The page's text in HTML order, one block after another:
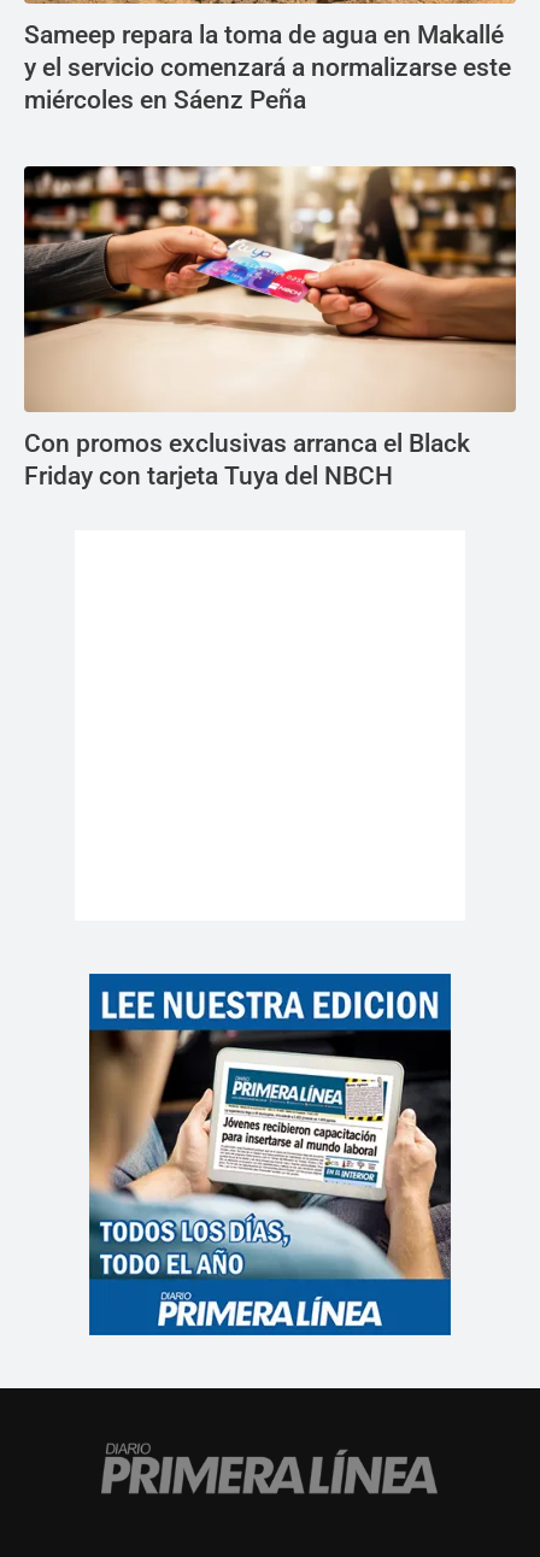
Sameep repara la toma de agua en Makallé
y el servicio comenzará a normalizarse este
miércoles en Sáenz Peña
Con promos exclusivas arranca el Black
Friday con tarjeta Tuya del NBCH